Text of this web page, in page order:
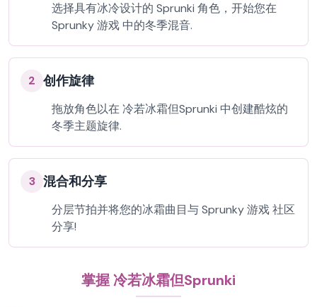
选择具有冰冷设计的 Sprunki 角色，开始您在
Sprunky 游戏 中的冬季混音.
2 创作旋律
拖放角色以在 冷若冰霜但Sprunki 中创建酷炫的
冬季主题旋律.
3 混合和分享
分层节拍并将您的冰霜曲目与 Sprunky 游戏 社区
分享!
掌握 冷若冰霜但Sprunki